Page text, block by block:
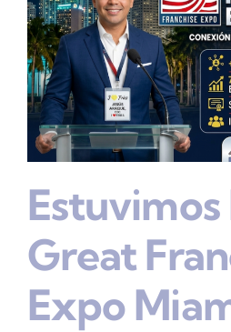
Estuvimos
Great
Expo